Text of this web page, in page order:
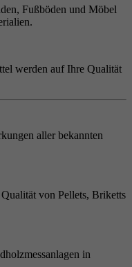
Fußböden und Möbel
werden auf Ihre Qualität
aller bekannten
von Pellets, Briketts
in